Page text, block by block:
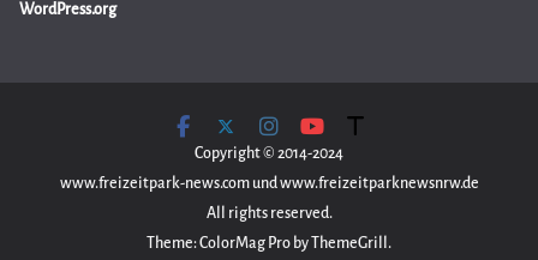
WordPress.org
Copyright © 2014-2024
www.freizeitpark-news.com und www.freizeitparknewsnrw.de
All rights reserved.
Theme: ColorMag Pro by ThemeGrill.